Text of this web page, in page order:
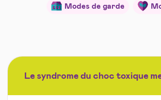
Modes de garde
Le syndrome du choc toxique